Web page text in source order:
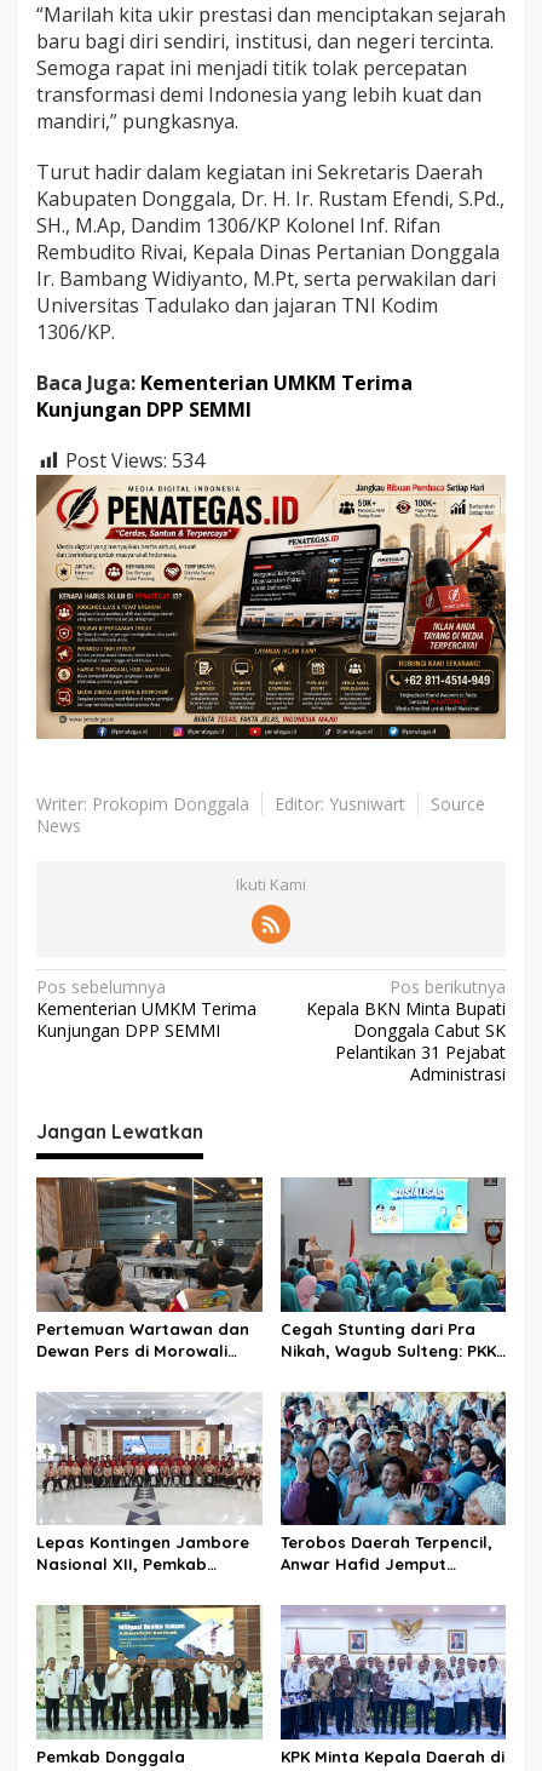
“Marilah kita ukir prestasi dan menciptakan sejarah
baru bagi diri sendiri, institusi, dan negeri tercinta.
Semoga rapat ini menjadi titik tolak percepatan
transformasi demi Indonesia yang lebih kuat dan
mandiri,” pungkasnya.
Turut hadir dalam kegiatan ini Sekretaris Daerah
Kabupaten Donggala, Dr. H. Ir. Rustam Efendi, S.Pd.,
SH., M.Ap, Dandim 1306/KP Kolonel Inf. Rifan
Rembudito Rivai, Kepala Dinas Pertanian Donggala
Ir. Bambang Widiyanto, M.Pt, serta perwakilan dari
Universitas Tadulako dan jajaran TNI Kodim
1306/KP.
Baca Juga: Kementerian UMKM Terima
Kunjungan DPP SEMMI
Post Views: 534
Writer: Prokopim Donggala Editor: Yusniwart
Source
News
Ikuti Kami
N
a
g
a
s
i
p
o
s
Pos sebelumnya
Kementerian UMKM Terima
Kunjungan DPP SEMMI
Pos berikutnya
Kepala BKN Minta Bupati
Donggala Cabut SK
Pelantikan 31 Pejabat
Administrasi
Jangan Lewatkan
Pertemuan Wartawan dan
Dewan Pers di Morowali
dan Peningkatan
Kompetensi Jurnalis
Cegah Stunting dari Pra
Nikah, Wagub Sulteng: PKK
Selamatkan Generasi Emas
Lepas Kontingen Jambore
Nasional XII, Pemkab
Pramuka Jadi Duta
Karakter dan Kebanggaan
Daerah
Terobos Daerah Terpencil,
Anwar Hafid Jemput
“Tak Boleh Ada Wilayah
yang Tertinggal”
Pemkab Donggala
KPK Minta Kepala Daerah di